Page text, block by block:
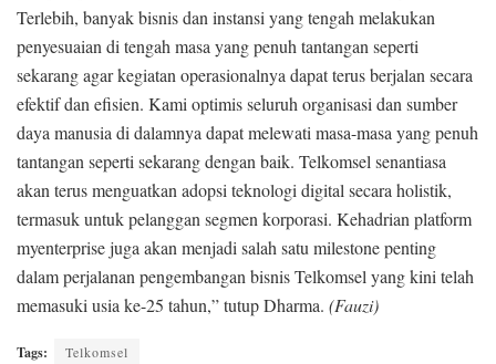
Terlebih, banyak bisnis dan instansi yang tengah melakukan
penyesuaian di tengah masa yang penuh tantangan seperti
sekarang agar kegiatan operasionalnya dapat terus berjalan secara
efektif dan efisien. Kami optimis seluruh organisasi dan sumber
daya manusia di dalamnya dapat melewati masa-masa yang penuh
tantangan seperti sekarang dengan baik. Telkomsel senantiasa
akan terus menguatkan adopsi teknologi digital secara holistik,
termasuk untuk pelanggan segmen korporasi. Kehadrian platform
myenterprise juga akan menjadi salah satu milestone penting
dalam perjalanan pengembangan bisnis Telkomsel yang kini telah
memasuki usia ke-25 tahun,” tutup Dharma. (Fauzi)
Tags: Telkomsel